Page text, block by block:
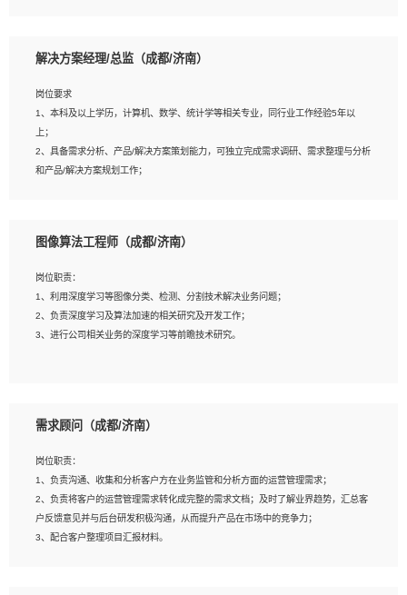
岗位要求：
1、全日制统招本科及以上学历，计算机相关专业毕业，5年以上开发工作经验；
2、具有扎实的java编程功底和良好的编码习惯，有分布式、多线程及高并发系统开
发经验和性能调优经验尤佳；熟悉JVM调优；掌握基础中间件、基础架构方案和云
平台、云产品功能特性，熟练使用相关平台的功能和了解其背后实现机制；
研发管理流程建设经验；
种常用框架和技术Springboot、Shiro、springcloud等；熟悉Linux常用命令和了解
常用脚本语言，较丰富的线上系统运维经验，复杂问题排查思路清晰。
解决方案经理/总监（成都/济南）
岗位要求
1、本科及以上学历，计算机、数学、统计学等相关专业，同行业工作经验5年以
上；
2、具备需求分析、产品/解决方案策划能力，可独立完成需求调研、需求整理与分析
和产品/解决方案规划工作；
相关的解决方案，包括视频分析、图像识别、NLP、OCR、机器学习等；
AI算法框架，对人脸识别、目标检测、图像识别、OCR、NLP等AI算法有深刻理
解。具有AI平台级产品/解决方案从业经验者优先。具有大数据技术背景者优先；
6、具备良好的客户意识与沟通能力，善于学习思考、创新与团队协作，认真负责、
执行力与抗压力强。
图像算法工程师（成都/济南）
岗位职责：
1、利用深度学习等图像分类、检测、分割技术解决业务问题；
2、负责深度学习及算法加速的相关研究及开发工作；
3、进行公司相关业务的深度学习等前瞻技术研究。
2、2年以上图像处理开发经验，熟悉python和spark开发；
建深度学习系统环境；
4、熟悉OPENCV、HALCON等常用图像处理软件，熟练进行图像处理；
5、熟悉主流的分类算法、聚类算法和关联分析算法原理，能熟练使用神经网络算法
的进行业务建模；
6、对OCR领域有深入的研究，熟悉模型调参，压缩和整型化方法；
需求顾问（成都/济南）
岗位职责：
1、负责沟通、收集和分析客户方在业务监管和分析方面的运营管理需求；
2、负责将客户的运营管理需求转化成完整的需求文档；及时了解业界趋势，汇总客
户反馈意见并与后台研发积极沟通，从而提升产品在市场中的竞争力；
3、配合客户整理项目汇报材料。